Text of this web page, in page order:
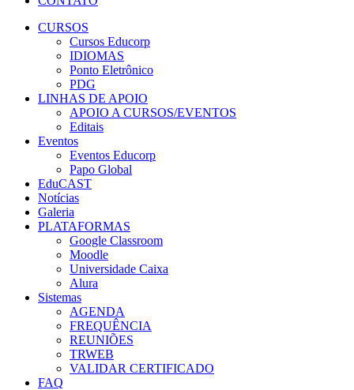
CURSOS
Cursos Educorp
IDIOMAS
Ponto Eletrônico
PDG
LINHAS DE APOIO
APOIO A CURSOS/EVENTOS
Editais
Eventos
Eventos Educorp
Papo Global
EduCAST
Notícias
Galeria
PLATAFORMAS
Google Classroom
Moodle
Universidade Caixa
Alura
Sistemas
AGENDA
FREQUÊNCIA
REUNIÕES
TRWEB
VALIDAR CERTIFICADO
FAQ